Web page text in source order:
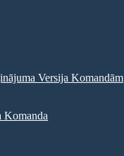
Versija Komandām
Komanda